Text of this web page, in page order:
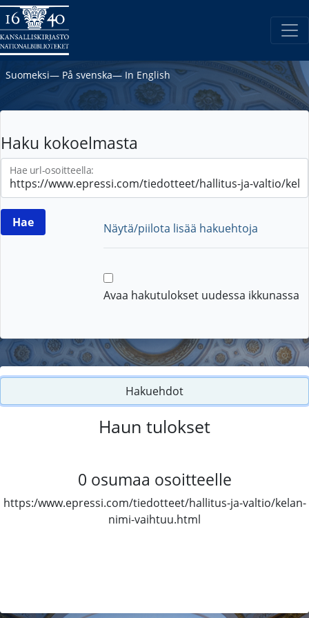
Suomeksi― På svenska― In English
Haku kokoelmasta
Hae url-osoitteella:
Näytä/piilota lisää hakuehtoja
Avaa hakutulokset uudessa ikkunassa
Hakuehdot
Haun tulokset
0 osumaa osoitteelle
https:/www.epressi.com/tiedotteet/hallitus-ja-valtio/kelan-
nimi-vaihtuu.html